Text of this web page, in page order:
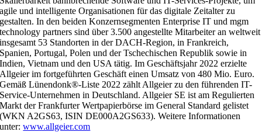
agile und intelligente Organisationen für das digitale Zeitalter zu
gestalten. In den beiden Konzernsegmenten Enterprise IT und mgm
technology partners sind über 3.500 angestellte Mitarbeiter an weltweit
insgesamt 53 Standorten in der DACH-Region, in Frankreich,
Spanien, Portugal, Polen und der Tschechischen Republik sowie in
Indien, Vietnam und den USA tätig. Im Geschäftsjahr 2022 erzielte
Allgeier im fortgeführten Geschäft einen Umsatz von 480 Mio. Euro.
Gemäß Lünendonk®-Liste 2022 zählt Allgeier zu den führenden IT-
Service-Unternehmen in Deutschland. Allgeier SE ist am Regulierten
Markt der Frankfurter Wertpapierbörse im General Standard gelistet
(WKN A2GS63, ISIN DE000A2GS633). Weitere Informationen
unter:www.allgeier.com